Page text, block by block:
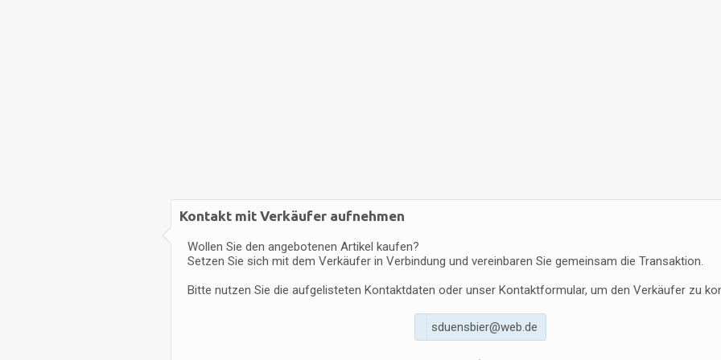
Kontakt mit Verkäufer aufnehmen
Wollen Sie den angebotenen Artikel kaufen?
Setzen Sie sich mit dem Verkäufer in Verbindung und vereinbaren Sie gemeinsam die Transaktion.
Bitte nutzen Sie die aufgelisteten Kontaktdaten oder unser Kontaktformular, um den Verkäufer zu
e
d
.
b
e
w
@
r
e
i
b
s
n
e
u
d
s